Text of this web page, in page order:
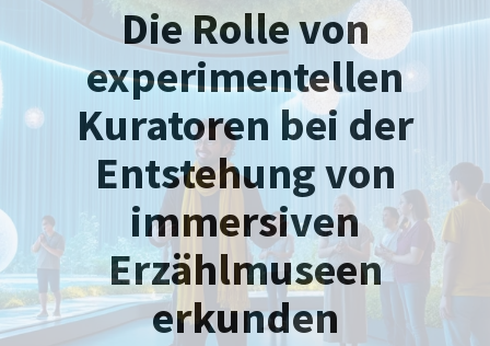
Die Rolle von
experimentellen
Kuratoren bei der
Entstehung von
immersiven
Erzählmuseen
erkunden